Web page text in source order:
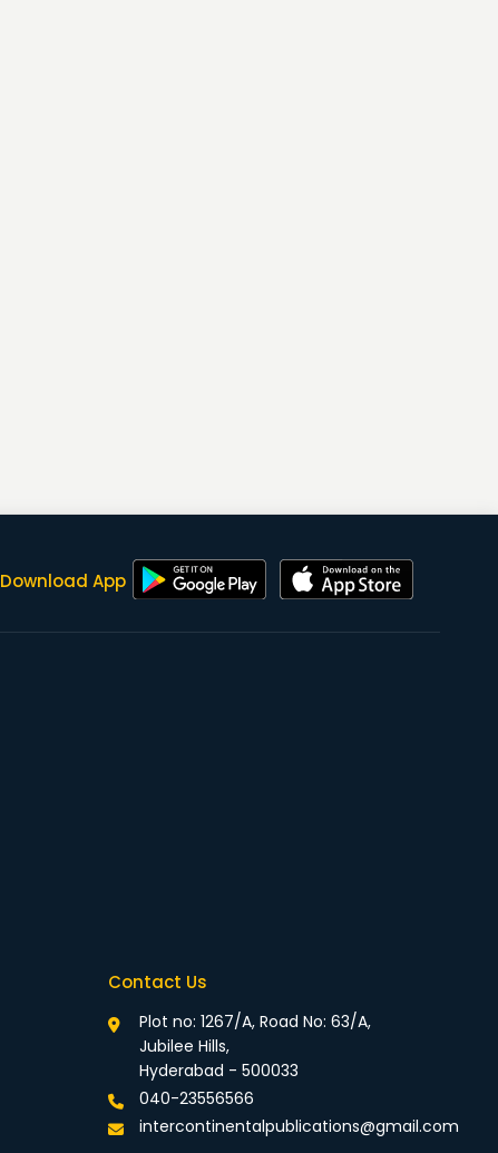
Download App
Contact Us
Plot no: 1267/A, Road No: 63/A,
Jubilee Hills,
Hyderabad - 500033
040-23556566
intercontinentalpublications@gmail.com